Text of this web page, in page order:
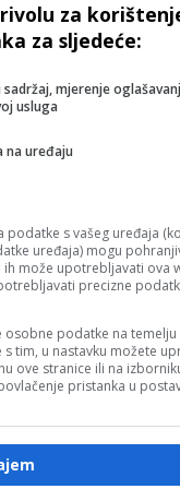
Također na
i popuste do 10.000
na našoj web stranici
“smrt” za vaš
za
za sljedeće:
mjerenje
usluga
na uređaju
s vašeg uređaja
uređaja) mogu
može upotrebljavati ova
precizne
osobne podatke na temelju
tim, u nastavku možete
ove stranice ili na
pristanka u